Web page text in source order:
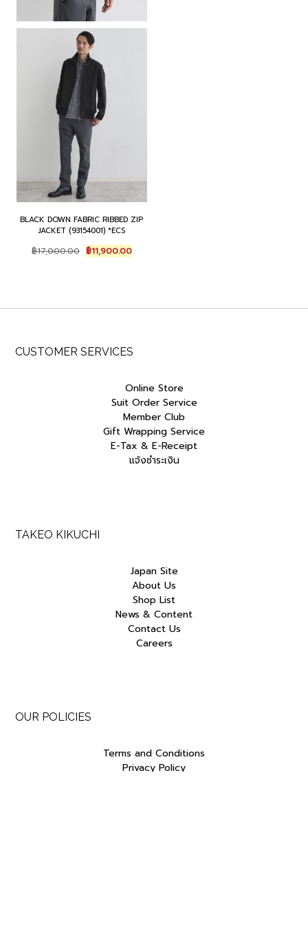
BLACK DOWN FABRIC RIBBED ZIP
JACKET (93154001) *ECS
฿17,000.00 Original
price
฿11,900.00Current
price
CUSTOMER SERVICES
Online Store
Suit Order Service
Member Club
Gift Wrapping Service
E-Tax & E-Receipt
แจ้งชำระเงิน
TAKEO KIKUCHI
Japan Site
About Us
Shop List
News & Content
Contact Us
Careers
OUR POLICIES
Terms and Conditions
Privacy Policy